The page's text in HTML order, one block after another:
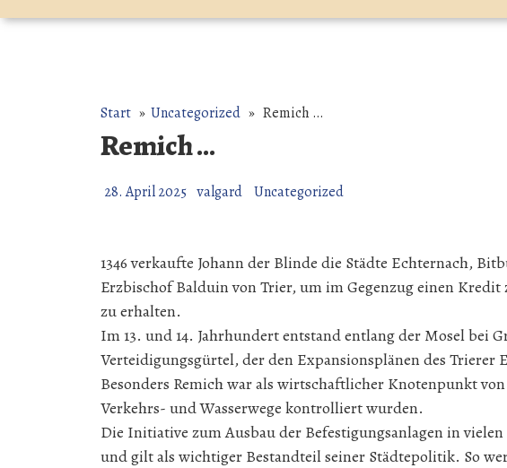
Start » Uncategorized » Remich …
Remich …
28. April 2025 valgard Uncategorized
1346 verkaufte Johann der Blinde die Städte Echternach,
Erzbischof Balduin von Trier, um im Gegenzug einen
zu erhalten.
Im 13. und 14. Jahrhundert entstand entlang der Mosel bei
Verteidigungsgürtel, der den Expansionsplänen des Trierer
Besonders Remich war als wirtschaftlicher Knotenpunkt
Verkehrs- und Wasserwege kontrolliert wurden.
Die Initiative zum Ausbau der Befestigungsanlagen in
und gilt als wichtiger Bestandteil seiner Städtepolitik. So